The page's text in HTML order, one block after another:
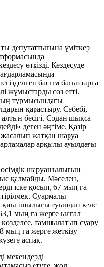
депутаттығына үміткер
өткізді. Кездесуде
басым бағыттарға
жұмыстарды сөз етті.
тұрмысындағы
қарастыру. Себебі,
бесігі. Содан шықса
деген әңгіме. Қазір
жатқан шаруа
арқылы ауылдағы
шаруашылығын
қалмайды. Мәселен,
іске қосып, 67 мың га
Суармалы
қиыншылығы туындап келе
мың га жерге ылғал
тамшылатып суару
мың га жерге жеткізу
аспақ.
мекендерді